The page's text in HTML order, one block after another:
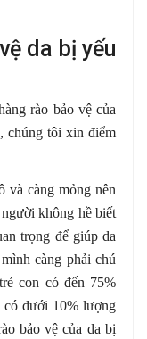
da bị yếu
rào bảo vệ của
chúng tôi xin điểm
và càng mỏng nên
không hề biết
trọng để giúp da
càng phải chú
con có đến 75%
dưới 10% lượng
bảo vệ của da bị